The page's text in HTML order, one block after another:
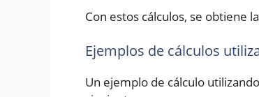
Con estos cálculos, se obtiene
Ejemplos de cálculos
Un ejemplo de cálculo